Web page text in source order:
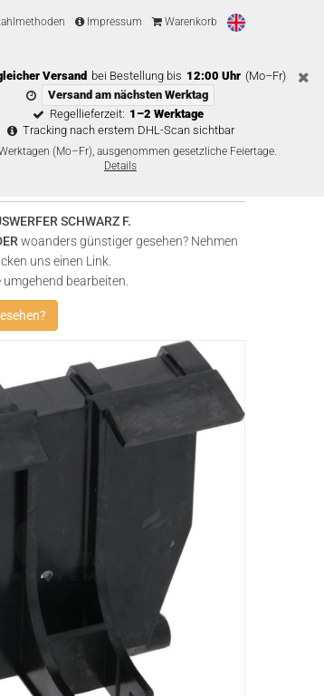
Impressum Warenkorb
Versand bei Bestellung bis 12:00 Uhr (Mo–Fr)
Versand am nächsten Werktag
Regellieferzeit: 1–2 Werktage
Tracking nach erstem DHL-Scan sichtbar
(Mo–Fr), ausgenommen gesetzliche Feiertage.
Details
SCHWARZ F.
woanders günstiger gesehen? Nehmen
uns einen Link.
bearbeiten.